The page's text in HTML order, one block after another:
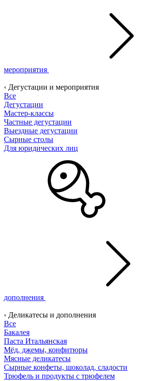
мероприятия
‹ Дегустации и мероприятия
Все
Дегустации
Мастер-классы
Частные дегустации
Выездные дегустации
Сырные столы
Для юридических лиц
дополнения
‹ Деликатесы и дополнения
Все
Бакалея
Паста Итальянская
Мёд, джемы, конфитюры
Мясные деликатесы
Сырные конфеты, шоколад, сладости
Трюфель и продукты с трюфелем